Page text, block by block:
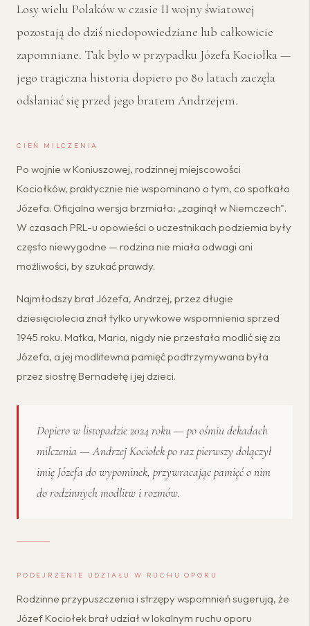
Losy wielu Polaków w czasie II wojny światowej
pozostają do dziś niedopowiedziane lub całkowicie
zapomniane. Tak było w przypadku Józefa Kociołka —
jego tragiczna historia dopiero po 80 latach zaczęła
odsłaniać się przed jego bratem Andrzejem.
CIEŃ MILCZENIA
Po wojnie w Koniuszowej, rodzinnej miejscowości
Kociołków, praktycznie nie wspominano o tym, co spotkało
Józefa. Oficjalna wersja brzmiała: „zaginął w Niemczech".
W czasach PRL-u opowieści o uczestnikach podziemia były
często niewygodne — rodzina nie miała odwagi ani
możliwości, by szukać prawdy.
Najmłodszy brat Józefa, Andrzej, przez długie
dziesięciolecia znał tylko urywkowe wspomnienia sprzed
1945 roku. Matka, Maria, nigdy nie przestała modlić się za
Józefa, a jej modlitewna pamięć podtrzymywana była
przez siostrę Bernadetę i jej dzieci.
Dopiero w listopadzie 2024 roku — po ośmiu dekadach
milczenia — Andrzej Kociołek po raz pierwszy dołączył
imię Józefa do wypominek, przywracając pamięć o nim
do rodzinnych modlitw i rozmów.
PODEJRZENIE UDZIAŁU W RUCHU OPORU
Rodzinne przypuszczenia i strzępy wspomnień sugerują, że
Józef Kociołek brał udział w lokalnym ruchu oporu